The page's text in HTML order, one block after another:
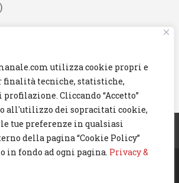
utilizza cookie propri e
finalità tecniche, statistiche,
Cliccando “Accetto”
all'utilizzo dei sopracitati cookie,
tue preferenze in qualsiasi
della pagina “Cookie Policy”
in fondo ad ogni pagina. Privacy &
All rights reserved.